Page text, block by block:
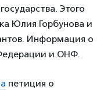
Этого
Юлия Горбунова и
Информация о
и ОНФ.
петиция о